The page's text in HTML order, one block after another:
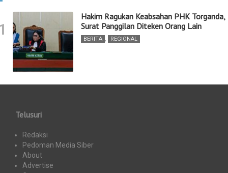
Hakim Ragukan Keabsahan PHK Torganda,
Surat Panggilan Diteken Orang Lain
BERITA REGIONAL
Telusuri
Redaksi
Pedoman Media Siber
About
Advertise